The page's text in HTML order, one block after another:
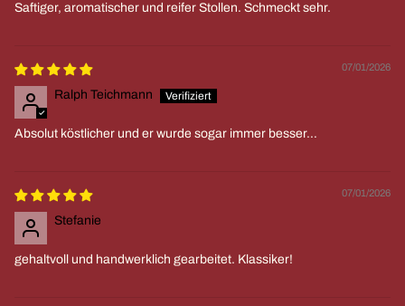
Saftiger, aromatischer und reifer Stollen. Schmeckt sehr.
07/01/2026
Ralph Teichmann
Absolut köstlicher und er wurde sogar immer besser…
07/01/2026
Stefanie
gehaltvoll und handwerklich gearbeitet. Klassiker!